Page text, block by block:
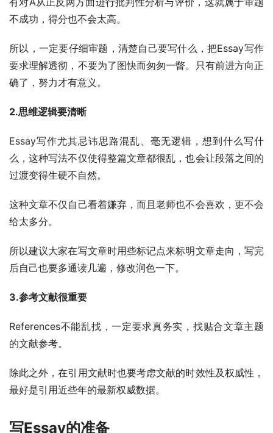
不成功，得分也不会太高。
所以，一定要仔细审题，清楚自己要写什么，把Essay写作
要求理解透彻，不要为了图快而匆匆一瞥。只有前进方向正
确了，努力才有意义。
2.思维逻辑要清晰
Essay写作尤其忌讳思路混乱、毫无逻辑，想到什么写什
么，这种写法不仅使得整篇文章都很乱，也会让段落之间的
过渡变得生硬不自然。
这种文章不仅自己看着嫌弃，而且老师也不会喜欢，更不会
给太多分。
所以建议大家在写文章时用些标记点来标明文章走向，写完
后自己也要多通读几遍，修改润色一下。
3.参考文献很重要
References不能乱找，一定要求真务实，找贴合文章主题
的文献参考。
除此之外，在引用文献时也要考虑文献的时效性及权威性，
最好是引用近些年的最新权威数据。
写Essay的准备